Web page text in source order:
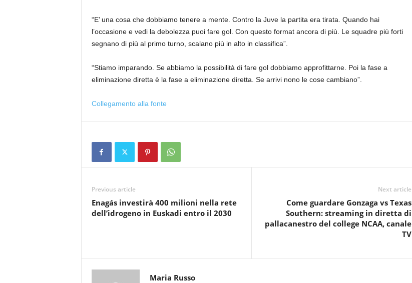
“E’ una cosa che dobbiamo tenere a mente. Contro la Juve la partita era tirata. Quando hai
l’occasione e vedi la debolezza puoi fare gol. Con questo format ancora di più. Le squadre più forti
segnano di più al primo turno, scalano più in alto in classifica”.
“Stiamo imparando. Se abbiamo la possibilità di fare gol dobbiamo approfittarne. Poi la fase a
eliminazione diretta è la fase a eliminazione diretta. Se arrivi nono le cose cambiano”.
Collegamento alla fonte
Previous article
Enagás investirà 400 milioni nella rete
dell’idrogeno in Euskadi entro il 2030
Next article
Come guardare Gonzaga vs Texas
Southern: streaming in diretta di
pallacanestro del college NCAA, canale
TV
Maria Russo